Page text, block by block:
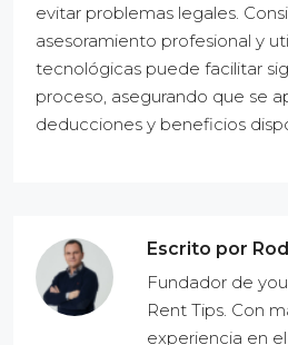
evitar problemas legales.
asesoramiento profesional y
tecnológicas puede facilitar
proceso, asegurando que se
deducciones y beneficios
Escrito por
Fundador de
Rent Tips. Con
experiencia en